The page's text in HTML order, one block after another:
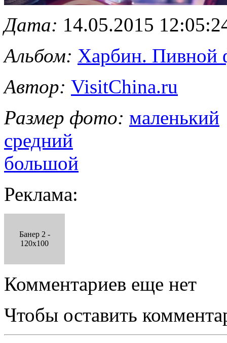
Дата: 14.05.2015
Альбом: Харбин. Пивной
Автор: VisitChina.ru
Размер фото: маленький
средний
большой
Реклама:
Банер 2 -
120x100
Комментариев еще нет
Чтобы оставить